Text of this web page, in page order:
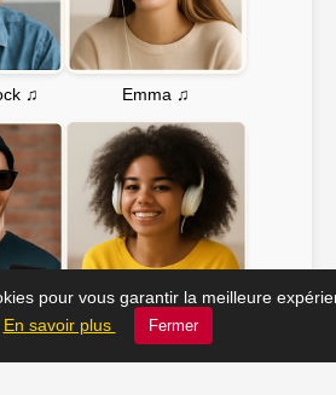
♫ Emma ♫
Soline ♫
pour vous garantir la meilleure
En savoir plus
Fermer